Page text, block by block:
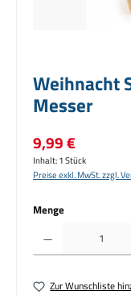
Weihnacht
Messer
Regulärer Preis:
9,99 €
Inhalt:1 Stück
Preise exkl. MwSt. zzgl.
Menge
Produkt Anzahl: Gib den
Zur Wunschliste